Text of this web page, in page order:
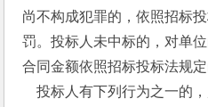
尚不构成犯罪的，依照招标
罚。投标人未中标的，对单
合同金额依照招标投标法规定
投标人有下列行为之一的